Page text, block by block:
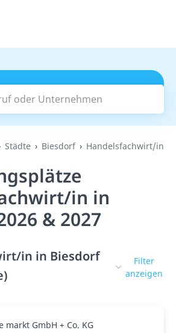
oder Unternehmen
Suchen
Städte Biesdorf Handelsfachwirt/in
in in
& 2027
in in Biesdorf
Filter
anzeigen
markt GmbH + Co. KG